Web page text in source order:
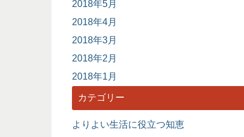
2018年5月
2018年4月
2018年3月
2018年2月
2018年1月
カテゴリー
よりよい生活に役立つ知恵